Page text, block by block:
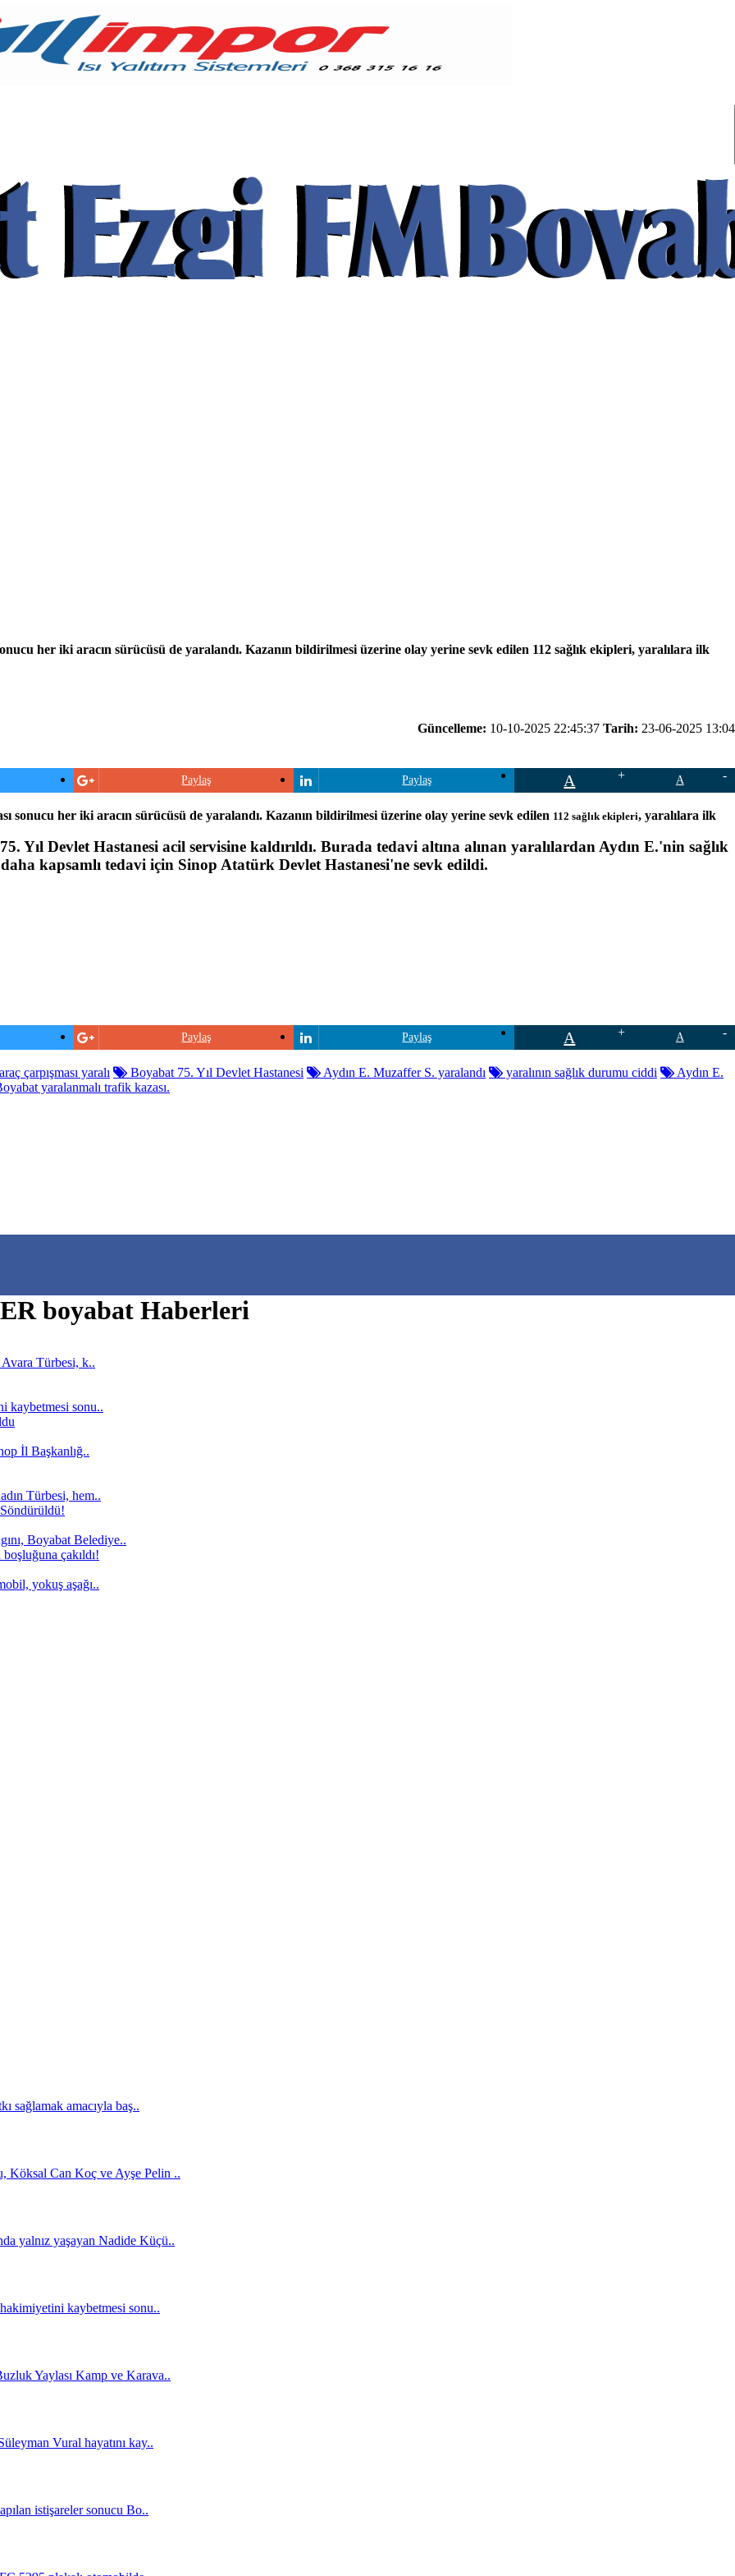
her iki aracın sürücüsü de yaralandı. Kazanın bildirilmesi üzerine olay yerine sevk edilen 112 sağlık ekipleri, yaralılara ilk
Güncelleme: 10-10-2025 22:45:37 Tarih: 23-06-2025 13:04
Paylaş Paylaş A A
sonucu her iki aracın sürücüsü de yaralandı. Kazanın bildirilmesi üzerine olay yerine sevk edilen 112 sağlık ekipleri, yaralılara ilk
Yıl Devlet Hastanesi acil servisine kaldırıldı. Burada tedavi altına alınan yaralılardan Aydın E.'nin sağlık
kapsamlı tedavi için Sinop Atatürk Devlet Hastanesi'ne sevk edildi.
Paylaş Paylaş A A
çarpışması yaralı Boyabat 75. Yıl Devlet Hastanesi Aydın E. Muzaffer S. yaralandı yaralının sağlık durumu ciddi
Aydın E.
yaralanmalı trafik kazası.
boyabat Haberleri
Türbesi, k..
kaybetmesi sonu..
İl Başkanlığ..
Türbesi, hem..
Boyabat Belediye..
yokuş aşağı..
sağlamak amacıyla baş..
Köksal Can Koç ve Ayşe Pelin ..
yalnız yaşayan Nadide Küçü..
kaybetmesi sonu..
Yaylası Kamp ve Karava..
Vural hayatını kay..
istişareler sonucu Bo..